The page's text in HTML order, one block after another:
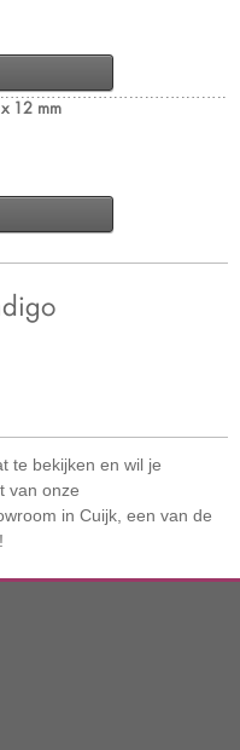
12 mm
te bekijken en wil je
van onze
in Cuijk, een van de